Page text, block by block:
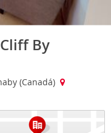
By
(Canadá)